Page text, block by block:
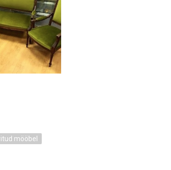
mööbel